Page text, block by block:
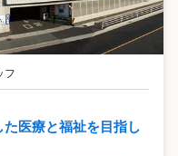
フ
医療と福祉を目指し